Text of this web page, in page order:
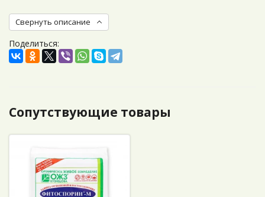
Свернуть описание
Поделиться:
Сопутствующие товары